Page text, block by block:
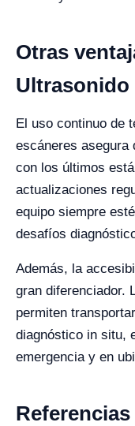
Otras
Ultrasonido
El uso continuo de
escáneres asegura
con los últimos
actualizaciones
equipo siempre
desafíos
Además, la
gran diferenciador.
permiten
diagnóstico in situ,
emergencia y en